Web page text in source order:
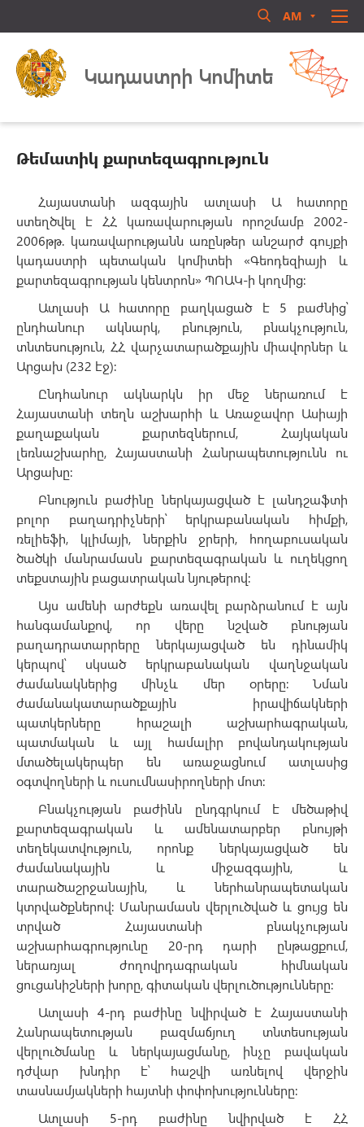
AM
Կադաստրի Կոմիտե
ՏԵՂԵԿԱՏՈՒ
ԳՐԱԴԱՐԱՆ
ԳՈՐԾՈՒՆԵՈՒԹՅՈՒՆ
ԱՆՁՆԱԿԱԶՄԻ ԿԱՌԱՎԱՐՈՒՄ
ՀԱՍԱՐԱԿԱԿԱՆ ԽՈՐՀՈՒՐԴ
ԿԱՊ ՄԵԶ ՀԵՏ
Թեմատիկ քարտեզագրություն
Հայաստանի ազգային ատլասի Ա հատորը
ստեղծվել է ՀՀ կառավարության որոշմամբ 2002-
2006թթ. կառավարությանն առընթեր անշարժ գույքի
կադաստրի պետական կոմիտեի «Գեոդեզիայի և
քարտեզագրության կենտրոն» ՊՈԱԿ-ի կողմից:
Ատլասի Ա հատորը բաղկացած է 5 բաժնից՝
ընդհանուր ակնարկ, բնություն, բնակչություն,
տնտեսություն, ՀՀ վարչատարածքային միավորներ և
Արցախ (232 էջ):
Ընդհանուր ակնարկն իր մեջ ներառում է
Հայաստանի տեղն աշխարհի և Առաջավոր Ասիայի
քաղաքական քարտեզներում, Հայկական
լեռնաշխարհը, Հայաստանի Հանրապետությունն ու
Արցախը:
Բնություն բաժինը ներկայացված է լանդշաֆտի
բոլոր բաղադրիչների՝ երկրաբանական հիմքի,
ռելիեֆի, կլիմայի, ներքին ջրերի, հողաբուսական
ծածկի մանրամասն քարտեզագրական և ուղեկցող
տեքստային բացատրական նյութերով:
Այս ամենի արժեքն առավել բարձրանում է այն
հանգամանքով, որ վերը նշված բնության
բաղադրատարրերը ներկայացված են դինամիկ
կերպով՝ սկսած երկրաբանական վաղնջական
ժամանակներից մինչև մեր օրերը: Նման
ժամանակատարածքային իրավիճակների
պատկերները հրաշալի աշխարհագրական,
պատմական և այլ համալիր բովանդակության
մտածելակերպեր են առաջացնում ատլասից
օգտվողների և ուսումնասիրողների մոտ:
Բնակչության բաժինն ընդգրկում է մեծաթիվ
քարտեզագրական և ամենատարբեր բնույթի
տեղեկատվություն, որոնք ներկայացված են
ժամանակային և միջազգային, և
տարածաշրջանային, և ներհանրապետական
կտրվածքներով: Մանրամասն վերլուծված և ցույց են
տրված Հայաստանի բնակչության
աշխարհագրությունը 20-րդ դարի ընթացքում,
ներառյալ ժողովրդագրական հիմնական
ցուցանիշների խորը, գիտական վերլուծությունները:
Ատլասի 4-րդ բաժինը նվիրված է Հայաստանի
Հանրապետության բազմաճյուղ տնտեսության
վերլուծմանը և ներկայացմանը, ինչը բավական
դժվար խնդիր է՝ հաշվի առնելով վերջին
տասնամյակների հայտնի փոփոխությունները:
Ատլասի 5-րդ բաժինը նվիրված է ՀՀ
Մուտք համակարգ
Մոռացե՞լ եք ծածկագիրը
Login